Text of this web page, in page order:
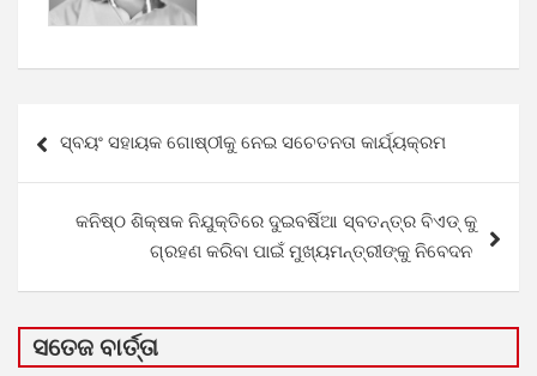
navigation
ସ୍ବୟଂ ସହାୟକ ଗୋଷ୍ଠୀକୁ ନେଇ ସଚେତନତା କାର୍ଯ୍ୟକ୍ରମ
କନିଷ୍ଠ ଶିକ୍ଷକ ନିଯୁକ୍ତିରେ ଦୁଇବର୍ଷିଆ ସ୍ବତନ୍ତ୍ର ବିଏଡ୍ କୁ
ଗ୍ରହଣ କରିବା ପାଇଁ ମୁଖ୍ୟମନ୍ତ୍ରୀଙ୍କୁ ନିବେଦନ
ସତେଜ ବାର୍ତ୍ତା